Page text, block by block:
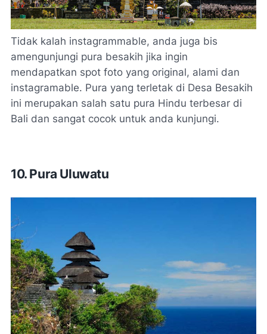
Tidak kalah instagrammable, anda juga bis
amengunjungi pura besakih jika ingin
mendapatkan spot foto yang original, alami dan
instagramable. Pura yang terletak di Desa Besakih
ini merupakan salah satu pura Hindu terbesar di
Bali dan sangat cocok untuk anda kunjungi.
10. Pura Uluwatu